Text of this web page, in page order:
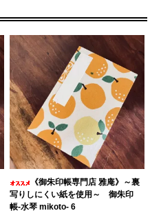
《御朱印帳専門店 雅庵》～裏
写りしにくい紙を使用～ 御朱印
帳-水琴 mikoto- 6